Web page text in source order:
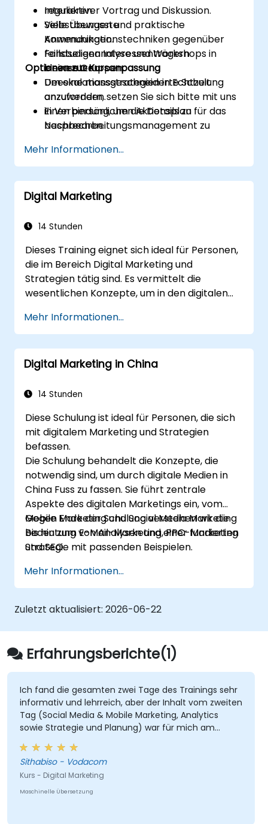
regulieren.
Selbstbewusste
Kommunikationstechniken gegenüber
feindseligen Interessenträgern
einzusetzen.
Deeskalationsstrategien in Echtzeit
anzuwenden.
Einen persönlichen Aktionsplan für das
Nachbearbeitungsmanagement zu
Interaktiver Vortrag und Diskussion.
Viele Übungen und praktische
Anwendungen.
Fallstudienanalyse und Workshops in
kleinen Gruppen.
Optionen zur Kursanpassung
Um eine massgeschneiderte Schulung
anzufordern, setzen Sie sich bitte mit uns
in Verbindung, um die Details zu
besprechen.
Mehr Informationen...
Digital Marketing
14 Stunden
Dieses Training eignet sich ideal für Personen,
die im Bereich Digital Marketing und
Strategien tätig sind. Es vermittelt die
wesentlichen Konzepte, um in den digitalen
wird eine Einführung in die wichtigsten
Aspekte des Digital Marketings gegeben –
von Mobile Marketing und Social Media
Marketing über E-Mail-Marketing bis hin zu
Schulung wird die Bedeutung von Analysen
geeigneter Beispiele verständlich.
Mehr Informationen...
Digital Marketing in China
14 Stunden
Diese Schulung ist ideal für Personen, die sich
mit digitalem Marketing und Strategien
befassen.
Die Schulung behandelt die Konzepte, die
notwendig sind, um durch digitale Medien in
China Fuss zu fassen. Sie führt zentrale
Aspekte des digitalen Marketings ein, vom
Mobile Marketing und Social Media Marketing
bis hin zum E-Mail-Marketing, PPC-Marketing
und SEO.
Gegen Ende der Schulung verstehen wir die
Bedeutung von Analysen und einer fundierten
Strategie mit passenden Beispielen.
Mehr Informationen...
Zuletzt aktualisiert: 2026-06-22
Erfahrungsberichte(1)
Ich fand die gesamten zwei Tage des Trainings sehr
informativ und lehrreich, aber der Inhalt vom zweiten
Tag (Social Media & Mobile Marketing, Analytics
sowie Strategie und Planung) war für mich am
wertvollsten, da er direkt mit meiner aktuellen
Tätigkeit zusammenhängt.
Sithabiso - Vodacom
Kurs - Digital Marketing
Maschinelle Übersetzung